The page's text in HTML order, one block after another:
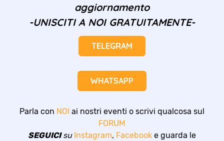
aggiornamento
-UNISCITI A NOI GRATUITAMENTE-
TELEGRAM
WHATSAPP
Parla con NOI ai nostri eventi o scrivi qualcosa sul
FORUM
SEGUICIsu Instagram, Facebook e guarda le